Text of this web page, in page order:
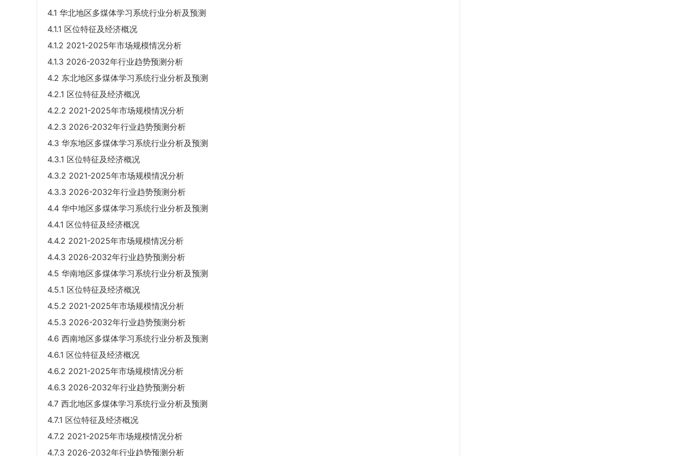
4.1 华北地区多煤体学习系统行业分析及预测
4.1.1 区位特征及经济概况
4.1.2 2021-2025年市场规模情况分析
4.1.3 2026-2032年行业趋势预测分析
4.2 东北地区多煤体学习系统行业分析及预测
4.2.1 区位特征及经济概况
4.2.2 2021-2025年市场规模情况分析
4.2.3 2026-2032年行业趋势预测分析
4.3 华东地区多煤体学习系统行业分析及预测
4.3.1 区位特征及经济概况
4.3.2 2021-2025年市场规模情况分析
4.3.3 2026-2032年行业趋势预测分析
4.4 华中地区多煤体学习系统行业分析及预测
4.4.1 区位特征及经济概况
4.4.2 2021-2025年市场规模情况分析
4.4.3 2026-2032年行业趋势预测分析
4.5 华南地区多煤体学习系统行业分析及预测
4.5.1 区位特征及经济概况
4.5.2 2021-2025年市场规模情况分析
4.5.3 2026-2032年行业趋势预测分析
4.6 西南地区多煤体学习系统行业分析及预测
4.6.1 区位特征及经济概况
4.6.2 2021-2025年市场规模情况分析
4.6.3 2026-2032年行业趋势预测分析
4.7 西北地区多煤体学习系统行业分析及预测
4.7.1 区位特征及经济概况
4.7.2 2021-2025年市场规模情况分析
4.7.3 2026-2032年行业趋势预测分析